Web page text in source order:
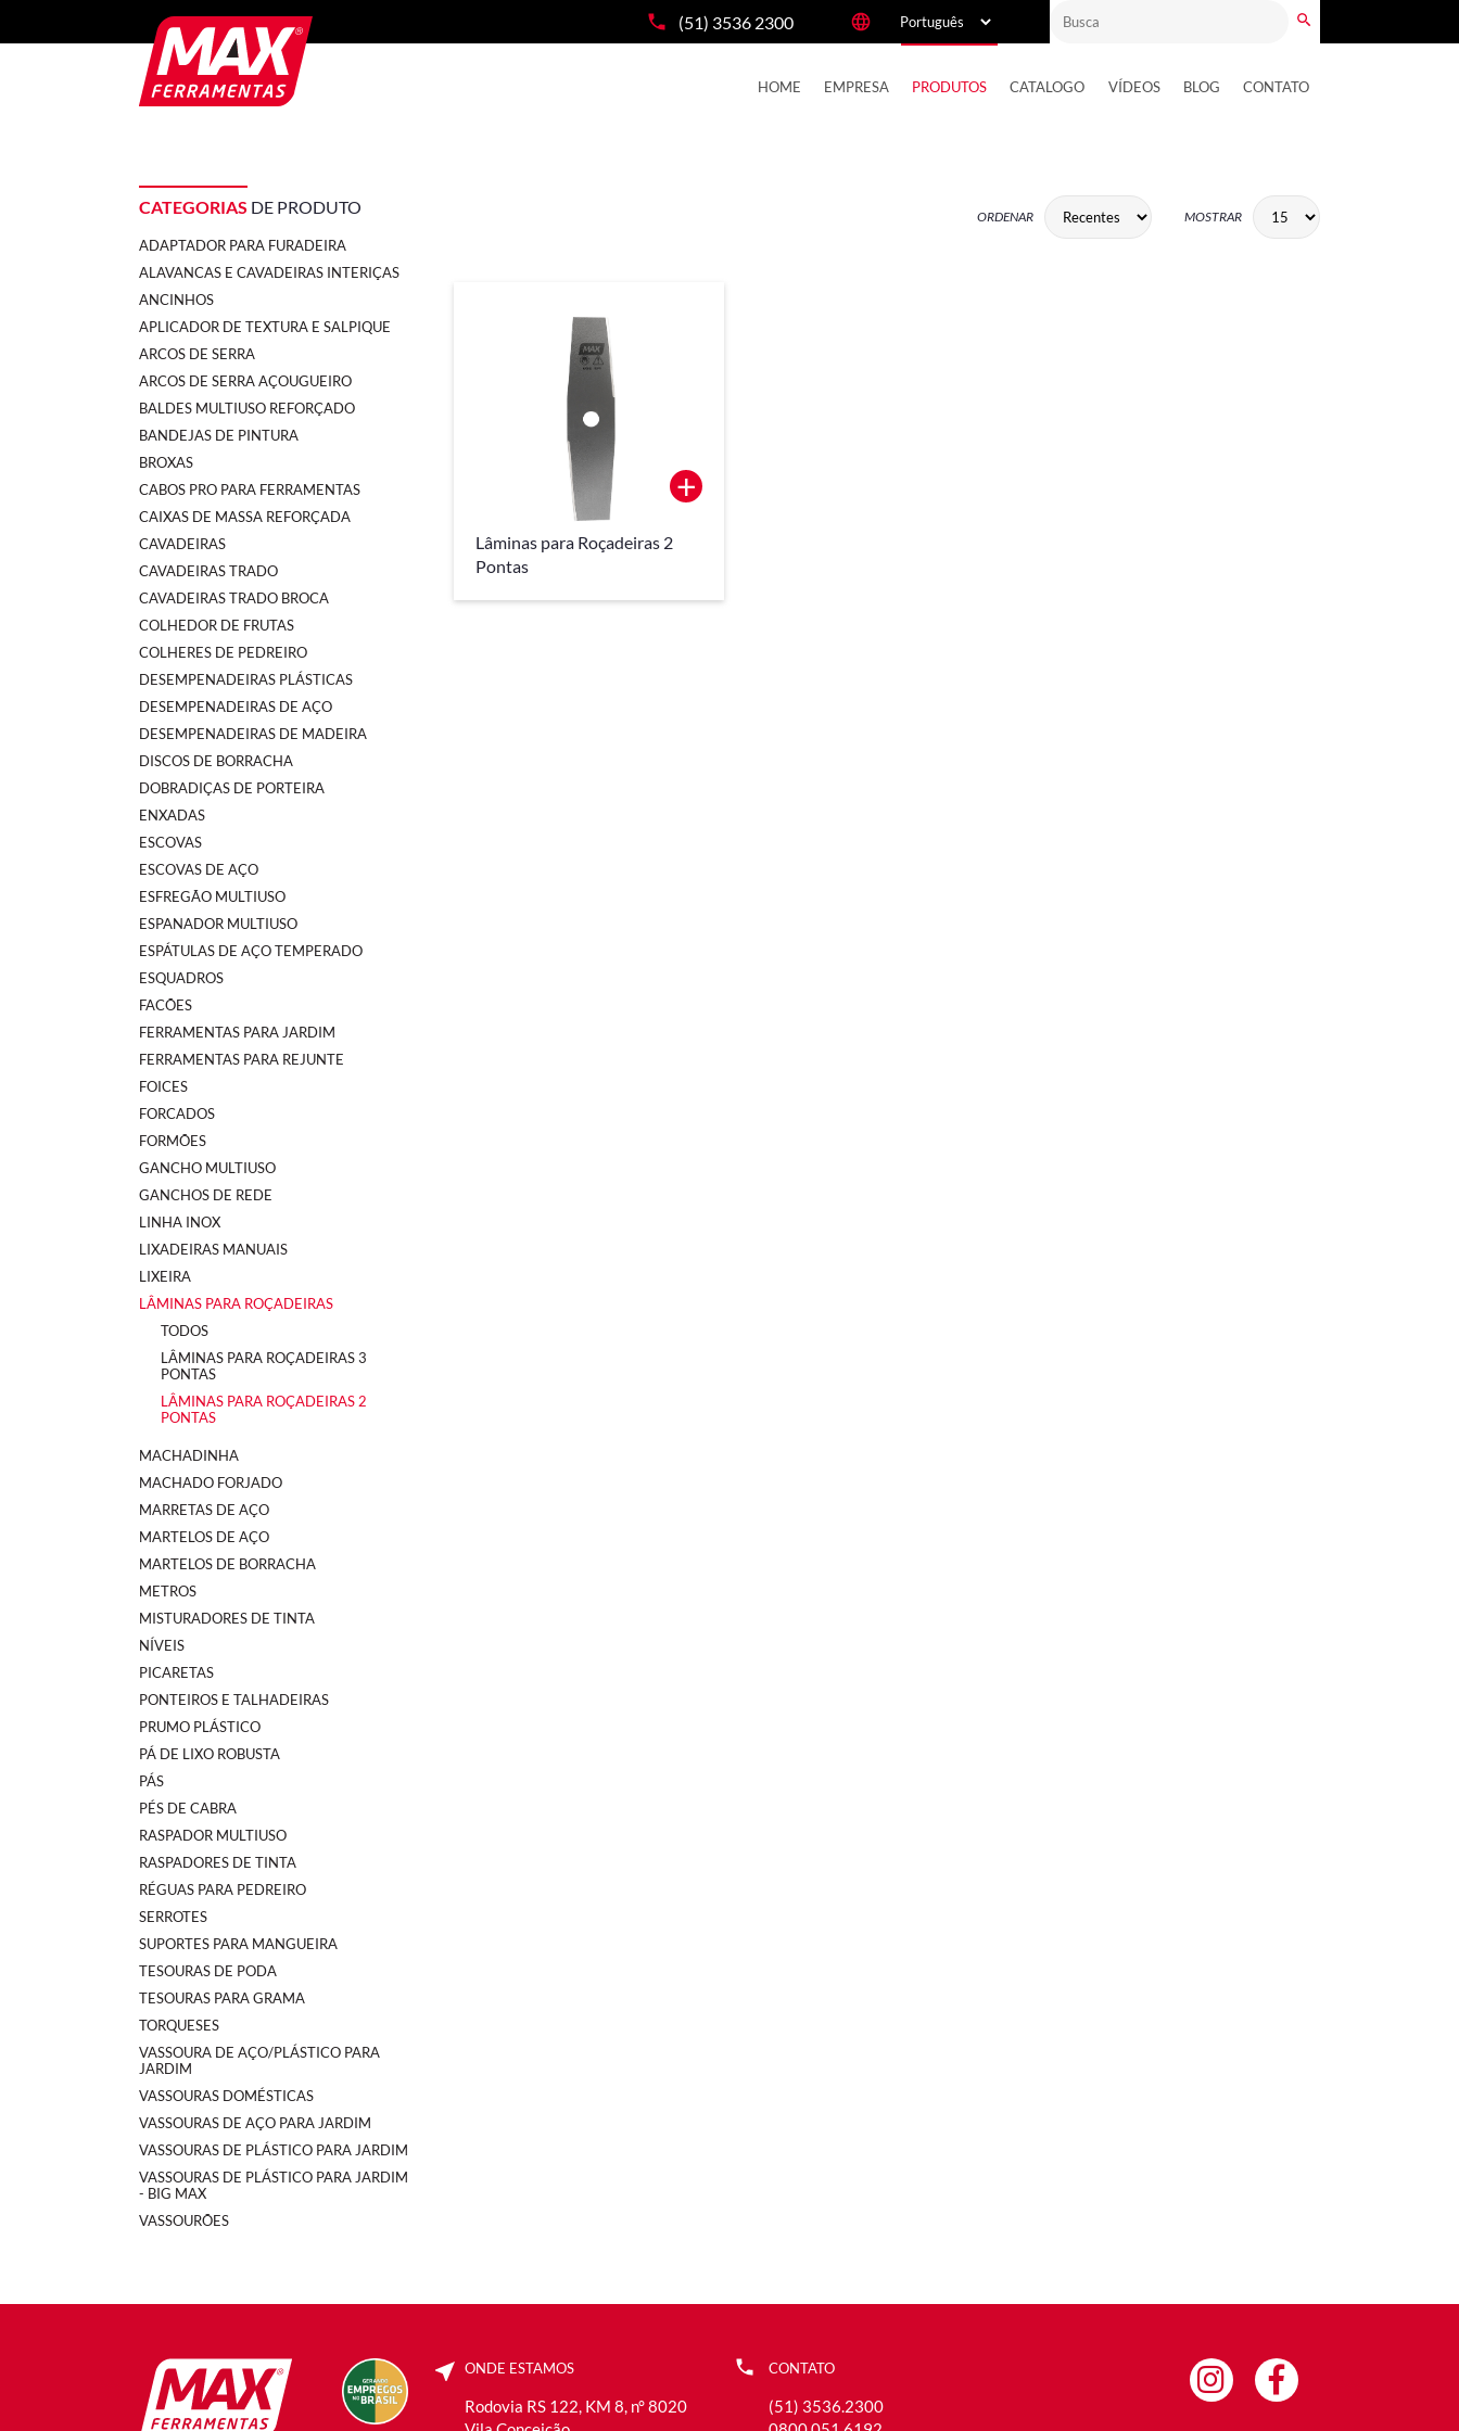
(51) 3536 2300
HOME EMPRESA PRODUTOS CATALOGO VÍDEOS BLOG CONTATO
CATEGORIAS DE PRODUTO
ADAPTADOR PARA FURADEIRA
ALAVANCAS E CAVADEIRAS INTERIÇAS
ANCINHOS
APLICADOR DE TEXTURA E SALPIQUE
ARCOS DE SERRA
ARCOS DE SERRA AÇOUGUEIRO
BALDES MULTIUSO REFORÇADO
BANDEJAS DE PINTURA
BROXAS
CABOS PRO PARA FERRAMENTAS
CAIXAS DE MASSA REFORÇADA
CAVADEIRAS
CAVADEIRAS TRADO
CAVADEIRAS TRADO BROCA
COLHEDOR DE FRUTAS
COLHERES DE PEDREIRO
DESEMPENADEIRAS PLÁSTICAS
DESEMPENADEIRAS DE AÇO
DESEMPENADEIRAS DE MADEIRA
DISCOS DE BORRACHA
DOBRADIÇAS DE PORTEIRA
ENXADAS
ESCOVAS
ESCOVAS DE AÇO
ESFREGÃO MULTIUSO
ESPANADOR MULTIUSO
ESPÁTULAS DE AÇO TEMPERADO
ESQUADROS
FACÕES
FERRAMENTAS PARA JARDIM
FERRAMENTAS PARA REJUNTE
FOICES
FORCADOS
FORMÕES
GANCHO MULTIUSO
GANCHOS DE REDE
LINHA INOX
LIXADEIRAS MANUAIS
LIXEIRA
LÂMINAS PARA ROÇADEIRAS
TODOS
LÂMINAS PARA ROÇADEIRAS 3
PONTAS
LÂMINAS PARA ROÇADEIRAS 2
PONTAS
MACHADINHA
MACHADO FORJADO
MARRETAS DE AÇO
MARTELOS DE AÇO
MARTELOS DE BORRACHA
METROS
MISTURADORES DE TINTA
NÍVEIS
PICARETAS
PONTEIROS E TALHADEIRAS
PRUMO PLÁSTICO
PÁ DE LIXO ROBUSTA
PÁS
PÉS DE CABRA
RASPADOR MULTIUSO
RASPADORES DE TINTA
RÉGUAS PARA PEDREIRO
SERROTES
SUPORTES PARA MANGUEIRA
TESOURAS DE PODA
TESOURAS PARA GRAMA
TORQUESES
VASSOURA DE AÇO/PLÁSTICO PARA
JARDIM
VASSOURAS DOMÉSTICAS
VASSOURAS DE AÇO PARA JARDIM
VASSOURAS DE PLÁSTICO PARA JARDIM
VASSOURAS DE PLÁSTICO PARA JARDIM
- BIG MAX
VASSOURÕES
ORDENAR MOSTRAR
Lâminas para Roçadeiras 2
Pontas
+
ONDE ESTAMOS
Rodovia RS 122, KM 8, n° 8020
CONTATO
(51) 3536.2300